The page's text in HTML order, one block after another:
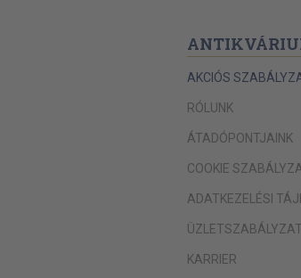
AKCIÓS
RÓLUNK
ÁTADÓPONTJAINK
COOKIE
ADATKEZELÉSI
KARRIER